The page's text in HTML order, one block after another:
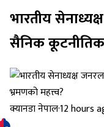
भारतीय
सैनिक
क्यानडा नेपाल·12 hours